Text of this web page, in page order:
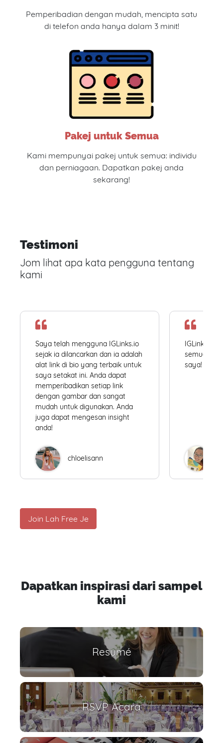
Pemperibadian dengan mudah, mencipta satu
di telefon anda hanya dalam 3 minit!
Pakej untuk Semua
Kami mempunyai pakej untuk semua: individu
dan perniagaan. Dapatkan pakej anda
sekarang!
Testimoni
Jom lihat apa kata pengguna tentang
kami
Saya telah mengguna IGLinks.io
sejak ia dilancarkan dan ia adalah
alat link di bio yang terbaik untuk
saya setakat ini. Anda dapat
memperibadikan setiap link
dengan gambar dan sangat
mudah untuk digunakan. Anda
juga dapat mengesan insight
anda!
chloelisann
IGLinks.io
semua
saya!
Join Lah Free Je
Dapatkan inspirasi dari sampel
kami
Resumé
RSVP Acara